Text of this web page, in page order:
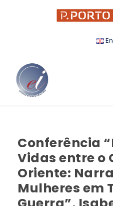
Conferência
Vidas entre o
Oriente:
Mulheres em